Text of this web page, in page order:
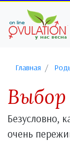
Главная
Безусловно,
очень